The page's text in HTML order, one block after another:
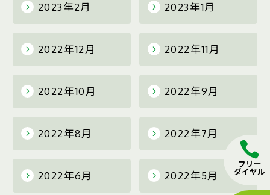
フリー
ダイヤル
2023年2月 2023年1月
2022年12月 2022年11月
2022年10月 2022年9月
2022年8月 2022年7月
2022年6月 2022年5月